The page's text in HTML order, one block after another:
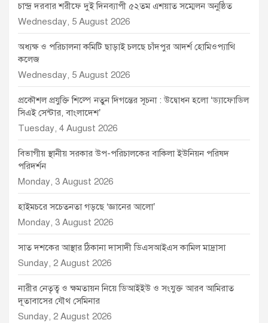
চান্দ্র দরবার শরীফে দুই দিনব্যাপী ৫২তম এশয়াত সম্মেলন অনুষ্ঠিত
Wednesday, 5 August 2026
অধ্যক্ষ ও পরিচালনা কমিটি ছাড়াই চলছে চাঁদপুর আদর্শ হোমিওপ্যাথি
কলেজ
Wednesday, 5 August 2026
প্রকৌশল প্রযুক্তি শিল্পে নতুন দিগন্তের সূচনা : উদ্বোধন হলো ‘ড্যাফোডিল
সিএই সেন্টার, বাংলাদেশ’
Tuesday, 4 August 2026
বিভাগীয় স্থানীয় সরকার উপ-পরিচালকের বাকিলা ইউনিয়ন পরিষদ
পরিদর্শন
Monday, 3 August 2026
হাইমচরে সচেতনতা গড়ছে ‘জ্ঞানের আলো’
Monday, 3 August 2026
সাত দশকের আস্থার ঠিকানা দাসাদী ডিএসআইএস কামিল মাদ্রাসা
Sunday, 2 August 2026
নারীর নেতৃত্ব ও ক্ষমতায়ন নিয়ে ডিআইইউ ও সংযুক্ত আরব আমিরাত
দূতাবাসের যৌথ সেমিনার
Sunday, 2 August 2026